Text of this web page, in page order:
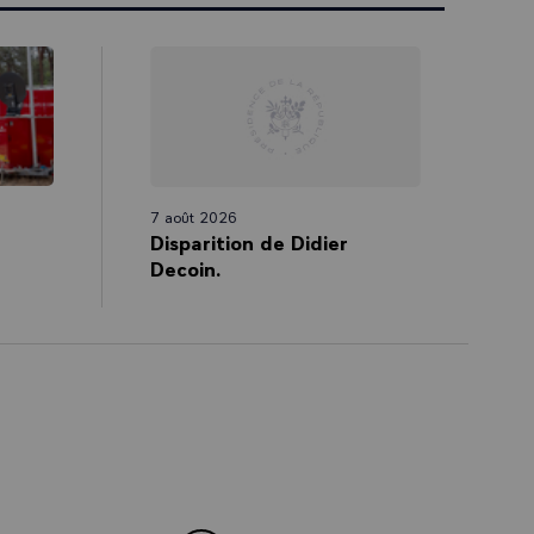
de faire
à un
s’adapter
soins des
de
Cela
7 août 2026
Disparition de Didier
Decoin.